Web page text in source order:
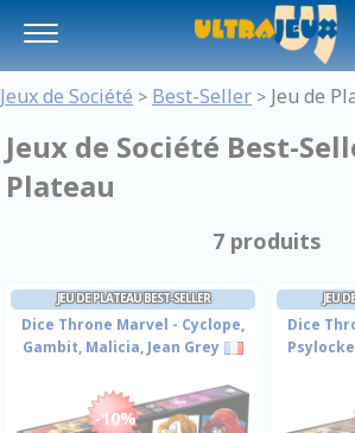
Jeux de Société > Best-Seller > Jeu de
Jeux de Société Best-
Plateau
7 produits
JEU DE PLATEAU BEST-SELLER
Dice Throne Marvel - Cyclope,
Gambit, Malicia, Jean Grey
-10%
JEU
Dice